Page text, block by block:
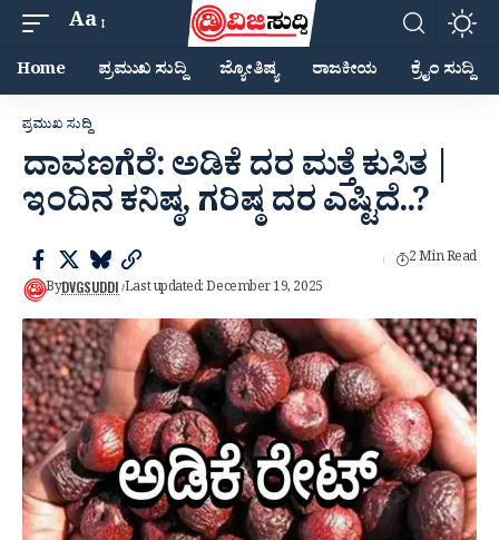
Aa
Home ಪ್ರಮುಖ ಸುದ್ದಿ ಜ್ಯೋತಿಷ್ಯ ರಾಜಕೀಯ ಕ್ರೈಂ ಸುದ್ದಿ
ಪ್ರಮುಖ ಸುದ್ದಿ
ದಾವಣಗೆರೆ: ಅಡಿಕೆ ದರ ಮತ್ತೆ ಕುಸಿತ |
ಇಂದಿನ ಕನಿಷ್ಠ, ಗರಿಷ್ಠ ದರ ಎಷ್ಟಿದೆ..?
ByDVGSUDDI Last updated: December 19, 2025
2 Min Read